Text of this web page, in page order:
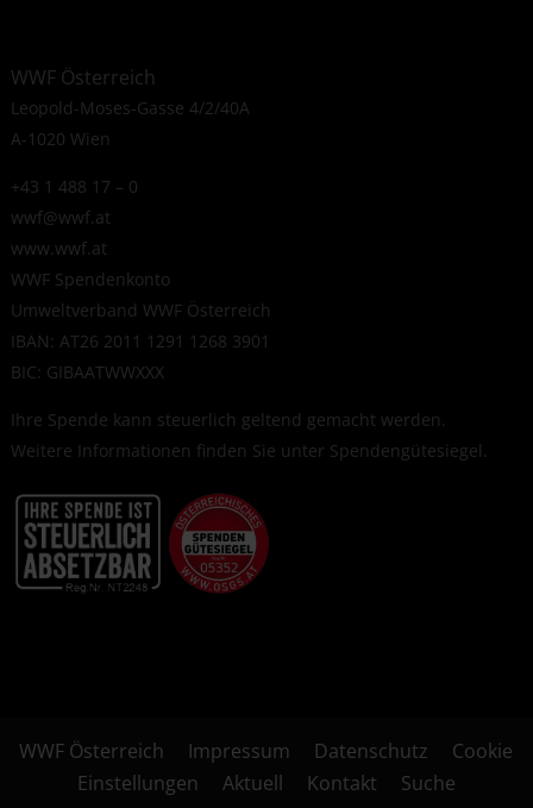
WWF Österreich
Leopold-Moses-Gasse 4/2/40A
A-1020 Wien
+43 1 488 17 – 0
wwf@wwf.at
www.wwf.at
WWF Spendenkonto
Umweltverband WWF Österreich
IBAN: AT26 2011 1291 1268 3901
BIC: GIBAATWWXXX
Ihre Spende kann steuerlich geltend gemacht werden.
Weitere Informationen finden Sie unter Spendengütesiegel.
WWF Österreich Impressum Datenschutz
Cookie
Einstellungen
Aktuell Kontakt Suche